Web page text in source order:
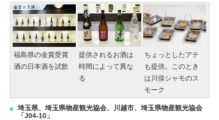
福島県の金賞受賞
酒の日本酒を試飲
提供されるお酒は
時間によって異な
る
ちょっとしたアテ
も提供。このとき
は川俣シャモのス
モーク
埼玉県、埼玉県物産観光協会、川越市、埼玉県物産観光協会
「J04-10」